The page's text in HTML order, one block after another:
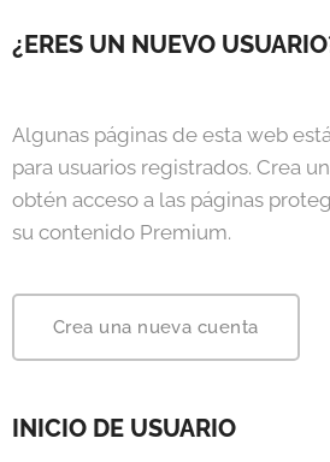
¿ERES UN NUEVO
Algunas páginas de esta web
para usuarios registrados. Crea
obtén acceso a las páginas
su contenido Premium.
Crea una nueva cuenta
INICIO DE USUARIO